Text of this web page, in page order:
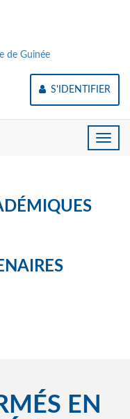
de Guinée
S'IDENTIFIER
Toggle
EN